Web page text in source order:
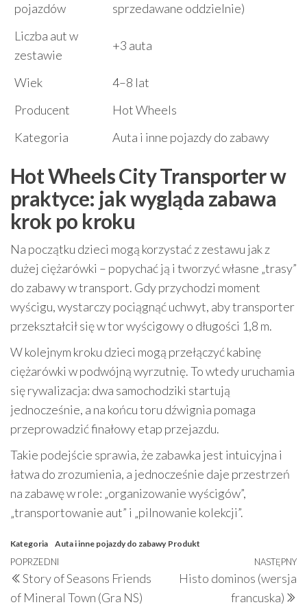
pojazdów
sprzedawane oddzielnie)
Liczba aut w
zestawie
+3 auta
Wiek
4–8 lat
Producent
Hot Wheels
Kategoria
Auta i inne pojazdy do zabawy
Hot Wheels City Transporter w
praktyce: jak wygląda zabawa
krok po kroku
Na początku dzieci mogą korzystać z zestawu jak z
dużej ciężarówki – popychać ją i tworzyć własne „trasy”
do zabawy w transport. Gdy przychodzi moment
wyścigu, wystarczy pociągnąć uchwyt, aby transporter
przekształcił się w tor wyścigowy o długości 1,8 m.
W kolejnym kroku dzieci mogą przełączyć kabinę
ciężarówki w podwójną wyrzutnię. To wtedy uruchamia
się rywalizacja: dwa samochodziki startują
jednocześnie, a na końcu toru dźwignia pomaga
przeprowadzić finałowy etap przejazdu.
Takie podejście sprawia, że zabawka jest intuicyjna i
łatwa do zrozumienia, a jednocześnie daje przestrzeń
na zabawę w role: „organizowanie wyścigów”,
„transportowanie aut” i „pilnowanie kolekcji”.
Kategoria Auta i inne pojazdy do zabawy Produkt
Nawigacja
wpisu
Poprzedni
wpis
POPRZEDNI
Story of Seasons Friends
of Mineral Town (Gra NS)
NASTĘPNY
Histo dominos (wersja
francuska)